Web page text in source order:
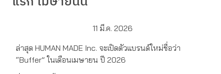
11 มี.ค. 2026
ล่าสุด HUMAN MADE Inc. จะเปิดตัวแบรนด์ใหม่ชื่อว่า
“Buffer” ในเดือนเมษายน ปี 2026